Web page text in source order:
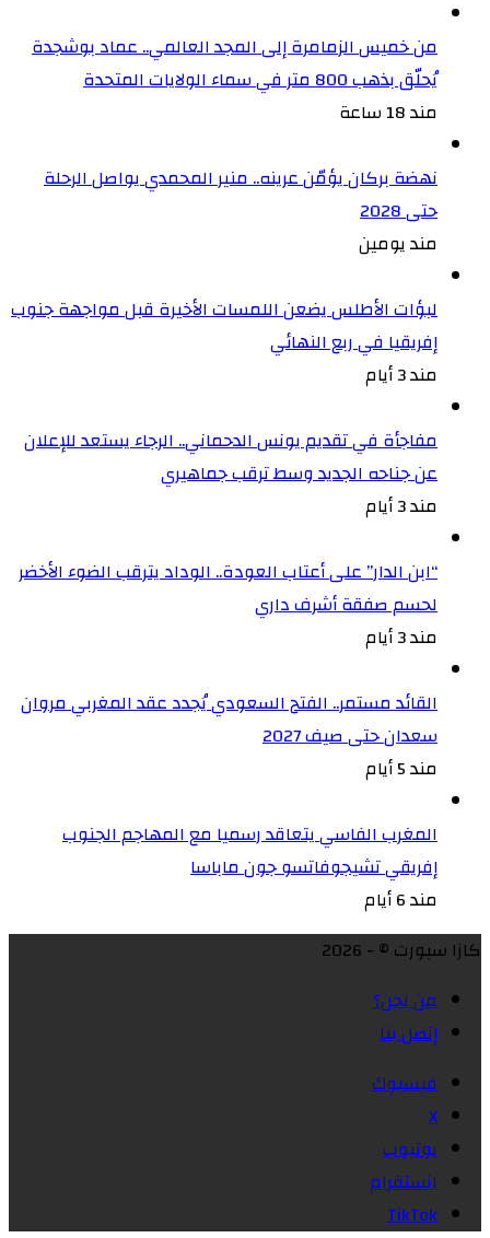
من خميس الزمامرة إلى المجد العالمي.. عماد بوشجدة
يُحلّق بذهب 800 متر في سماء الولايات المتحدة
مند 18 ساعة
نهضة بركان يؤمّن عرينه.. منير المحمدي يواصل الرحلة
حتى 2028
مند يومين
لبؤات الأطلس يضعن اللمسات الأخيرة قبل مواجهة جنوب
إفريقيا في ربع النهائي
مند 3 أيام
مفاجأة في تقديم يونس الدحماني.. الرجاء يستعد للإعلان
عن جناحه الجديد وسط ترقب جماهيري
مند 3 أيام
“ابن الدار” على أعتاب العودة.. الوداد يترقب الضوء الأخضر
لحسم صفقة أشرف داري
مند 3 أيام
القائد مستمر.. الفتح السعودي يُجدد عقد المغربي مروان
سعدان حتى صيف 2027
مند 5 أيام
المغرب الفاسي يتعاقد رسميا مع المهاجم الجنوب
إفريقي تشيجوفاتسو جون ماباسا
مند 6 أيام
كازا سبورت © - 2026
من نحن؟
إتصل بنا
فيسبوك
X
يوتيوب
انستقرام
‫TikTok